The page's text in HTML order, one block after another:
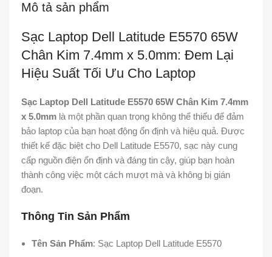
Mô tả sản phẩm
Sạc Laptop Dell Latitude E5570 65W
Chân Kim 7.4mm x 5.0mm: Đem Lại
Hiệu Suất Tối Ưu Cho Laptop
Sạc Laptop Dell Latitude E5570 65W Chân Kim 7.4mm
x 5.0mm là một phần quan trọng không thể thiếu để đảm
bảo laptop của bạn hoạt động ổn định và hiệu quả. Được
thiết kế đặc biệt cho Dell Latitude E5570, sạc này cung
cấp nguồn điện ổn định và đáng tin cậy, giúp bạn hoàn
thành công việc một cách mượt mà và không bị gián
đoạn.
Thông Tin Sản Phẩm
Tên Sản Phẩm: Sạc Laptop Dell Latitude E5570